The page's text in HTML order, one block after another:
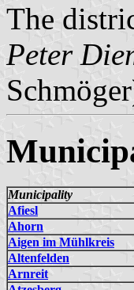
The
Peter
Municipality
Afiesl
Ahorn
Aigen im Mühlkreis
Altenfelden
Arnreit